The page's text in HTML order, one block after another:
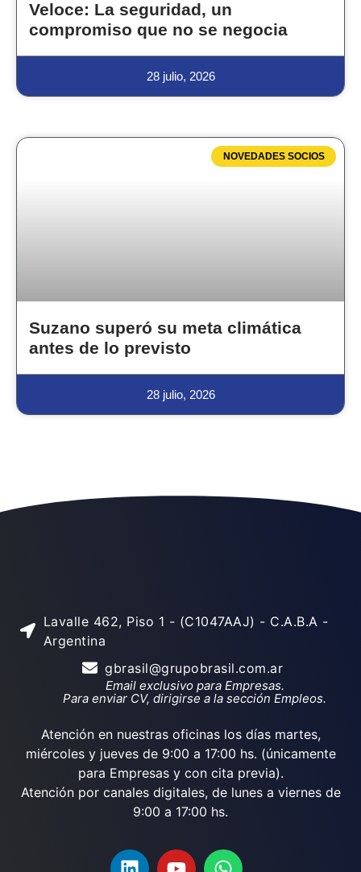
Veloce: La seguridad, un
compromiso que no se negocia
28 julio, 2026
NOVEDADES SOCIOS
Suzano superó su meta climática
antes de lo previsto
28 julio, 2026
Lavalle 462, Piso 1 - (C1047AAJ) - C.A.B.A -
Argentina
gbrasil@grupobrasil.com.ar
Email exclusivo para Empresas.
Para enviar CV, dirigirse a la sección Empleos.
Atención en nuestras oficinas los días martes,
miércoles y jueves de 9:00 a 17:00 hs. (únicamente
para Empresas y con cita previa).
Atención por canales digitales, de lunes a viernes de
9:00 a 17:00 hs.